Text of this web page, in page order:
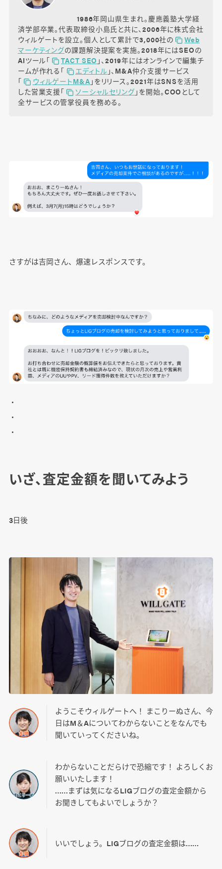
1986年岡山県生まれ。慶應義塾大学経
済学部卒業。代表取締役小島氏と共に、2006年に株式会社
ウィルゲートを設立。個人として累計で3,000社の
Web
マーケティングの課題解決提案を実施。2018年にはSEOの
AIツール「
TACT SEO 」、2019年にはオンラインで編集チ
ームが作れる「
エディトル 」、M&A仲介支援サービス
「
ウィルゲートM&A 」をリリース。2021年はSNSを活用
した営業支援「
ソーシャルセリング」を開始。COOとして
全サービスの管掌役員を務める。
さすがは吉岡さん、爆速レスポンスです。
・
・
・
いざ、査定金額を聞いてみよう
3日後
ようこそウィルゲートへ！ まこりーぬさん、今
日はM＆Aについてわからないことをなんでも
聞いていってくださいね。
わからないことだらけで恐縮です！ よろしくお
願いいたします！
……まずは気になるLIGブログの査定金額から
お聞きしてもよいでしょうか？
いいでしょう。LIGブログの査定金額は……